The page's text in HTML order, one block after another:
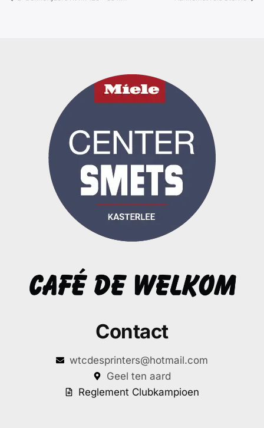
Contact
wtcdesprinters@hotmail.com
Geel ten aard
Reglement Clubkampioen